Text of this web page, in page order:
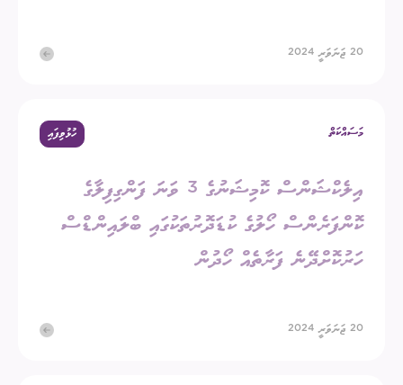
20 ޖަނަވަރީ 2024
މަސައްކަތް ހުޅުވިފައި
އިލެކްޝަންސް ކޮމިޝަނުގެ 3 ވަނަ ފަންގިފިލާގެ
ކޮންފަރެންސް ހޯލުގެ ކުޑަދޮރުތަކުގައި ބްލައިންޑްސް
ހަރުކޮށްދޭނެ ފަރާތެއް ހޯދުން
20 ޖަނަވަރީ 2024